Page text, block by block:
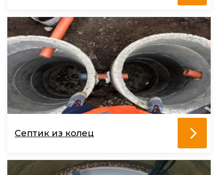
Септик из колец